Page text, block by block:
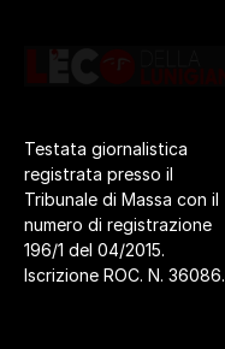
Testata giornalistica
registrata presso il
Tribunale di Massa con il
numero di registrazione
196/1 del 04/2015.
Iscrizione ROC. N. 36086.